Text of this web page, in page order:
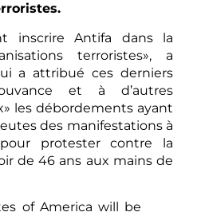
inscrire Antifa dans la
terroristes», a
a attribué ces derniers
et à d’autres
les débordements ayant
des manifestations à
pour protester contre la
de 46 ans aux mains de
of America will be